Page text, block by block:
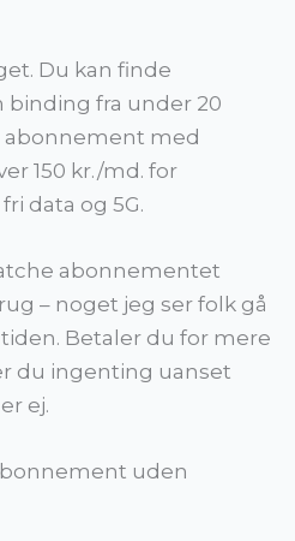
Du kan finde
fra under 20
abonnement med
150 kr./md. for
data og 5G.
abonnementet
– noget jeg ser folk gå
Betaler du for mere
du ingenting uanset
ej.
uden